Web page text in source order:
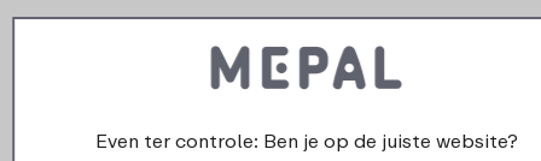
Even ter controle: Ben je op de juiste website?